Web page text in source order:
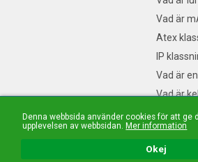
Okej
Denna webbsida använder cookies för att ge
upplevelsen av webbsidan.Mer information
Vad är
Atex
IP
Vad är
Vad är
Sociala medier
Följ oss på sociala medier!